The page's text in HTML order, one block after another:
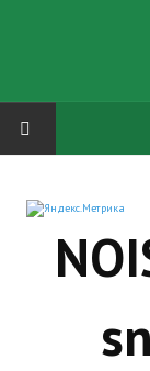
ГРУППА "КАРЛ
Русская биржа